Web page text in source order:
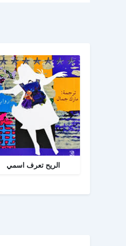
الريح تعرف اسمي